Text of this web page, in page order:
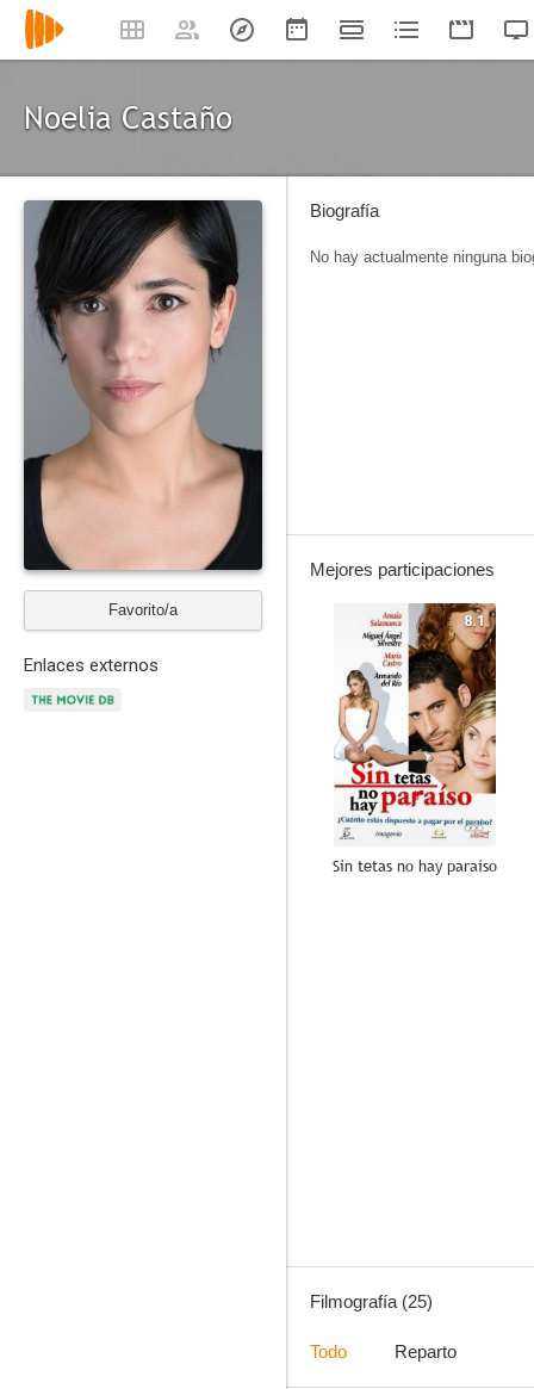
Noelia Castaño
Favorito/a
Enlaces externos
Biografía
No hay actualmente ninguna
Mejores participaciones
8.1
Sin tetas no hay paraíso
Filmografía (25)
Todo Reparto